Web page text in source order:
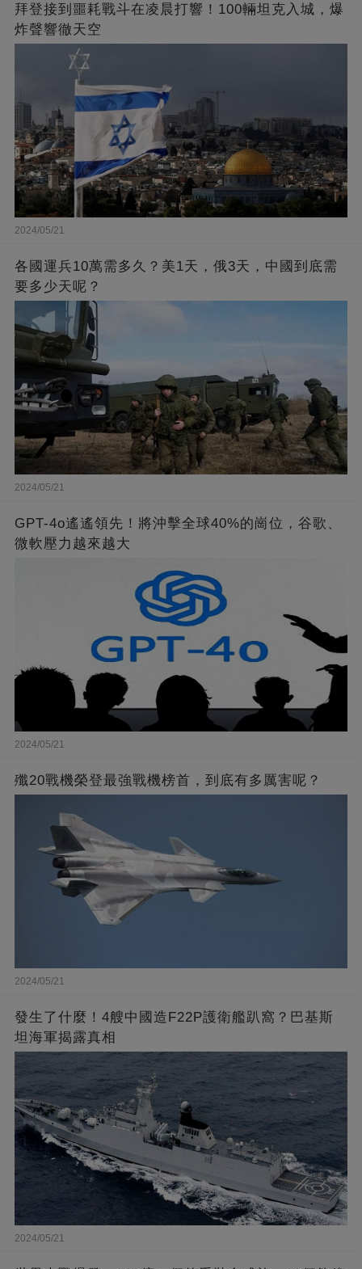
拜登接到噩耗戰斗在凌晨打響！100輛坦克入城，爆
炸聲響徹天空
2024/05/21
各國運兵10萬需多久？美1天，俄3天，中國到底需
要多少天呢？
2024/05/21
GPT-4o遙遙領先！將沖擊全球40%的崗位，谷歌、
微軟壓力越來越大
2024/05/21
殲20戰機榮登最強戰機榜首，到底有多厲害呢？
2024/05/21
發生了什麼！4艘中國造F22P護衛艦趴窩？巴基斯
坦海軍揭露真相
2024/05/21